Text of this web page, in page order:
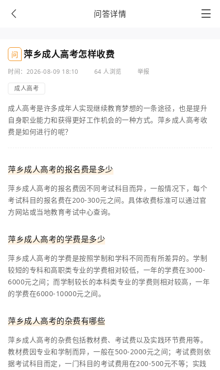
问答详情
问 萍乡成人高考怎样收费
时间：2026-08-09 18:10 64 人浏览
举报
成人高考
成人高考是许多成年人实现继续教育梦想的一条途径，也是提升
自身职业能力和获得更好工作机会的一种方式。萍乡成人高考收
费是如何进行的呢？
萍乡成人高考的报名费是多少
萍乡成人高考的报名费因不同考试科目而异，一般情况下，每个
考试科目的报名费在200-300元之间。具体收费标准可以通过官
方网站或当地教育考试中心查询。
萍乡成人高考的学费是多少
萍乡成人高考的学费是按照学制和学科不同而有所差异的。学制
较短的专科和高职类专业的学费相对较低，一年的学费在3000-
6000元之间；而学制较长的本科类专业的学费则相对较高，一年
的学费在6000-10000元之间。
萍乡成人高考的杂费有哪些
萍乡成人高考的杂费包括教材费、考试费以及实践环节费用等。
教材费因专业和学制而异，一般在500-2000元之间；考试费则依
据考试科目而定，一门科目的考试费用在200-500元不等；实践